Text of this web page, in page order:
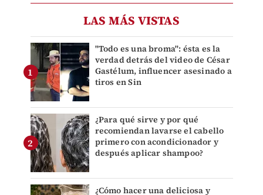
LAS MÁS VISTAS
"Todo es una broma": ésta es la
verdad detrás del video de César
Gastélum, influencer asesinado a
tiros en Sin
¿Para qué sirve y por qué
recomiendan lavarse el cabello
primero con acondicionador y
después aplicar shampoo?
¿Cómo hacer una deliciosa y